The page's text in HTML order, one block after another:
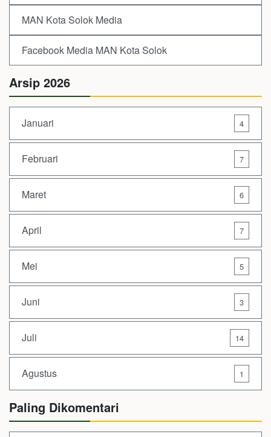
MAN Kota Solok Media
Facebook Media MAN Kota Solok
Arsip 2026
Januari 4
Februari 7
Maret 6
April 7
Mei 5
Juni 3
Juli 14
Agustus 1
Paling Dikomentari